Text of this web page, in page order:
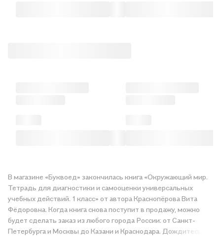
В магазине «Буквоед» закончилась книга «Окружающий мир.
Тетрадь для диагностики и самооценки универсальных
учебных действий. 1 класс» от автора Краснопёрова Вита
Фёдоровна. Когда книга снова поступит в продажу, можно
будет сделать заказ из любого города России: от Санкт-
Петербурга и Москвы до Казани и Краснодара. Дождитесь,